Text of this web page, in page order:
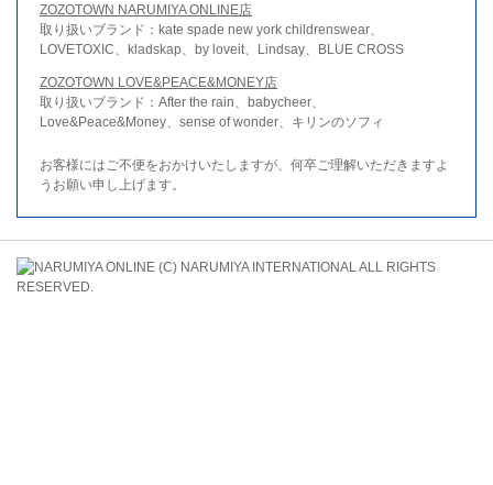
ZOZOTOWN NARUMIYA ONLINE店
取り扱いブランド：kate spade new york childrenswear、
LOVETOXIC、kladskap、by loveit、Lindsay、BLUE CROSS
ZOZOTOWN LOVE&PEACE&MONEY店
取り扱いブランド：After the rain、babycheer、
Love&Peace&Money、sense of wonder、キリンのソフィ
お客様にはご不便をおかけいたしますが、何卒ご理解いただきますよ
うお願い申し上げます。